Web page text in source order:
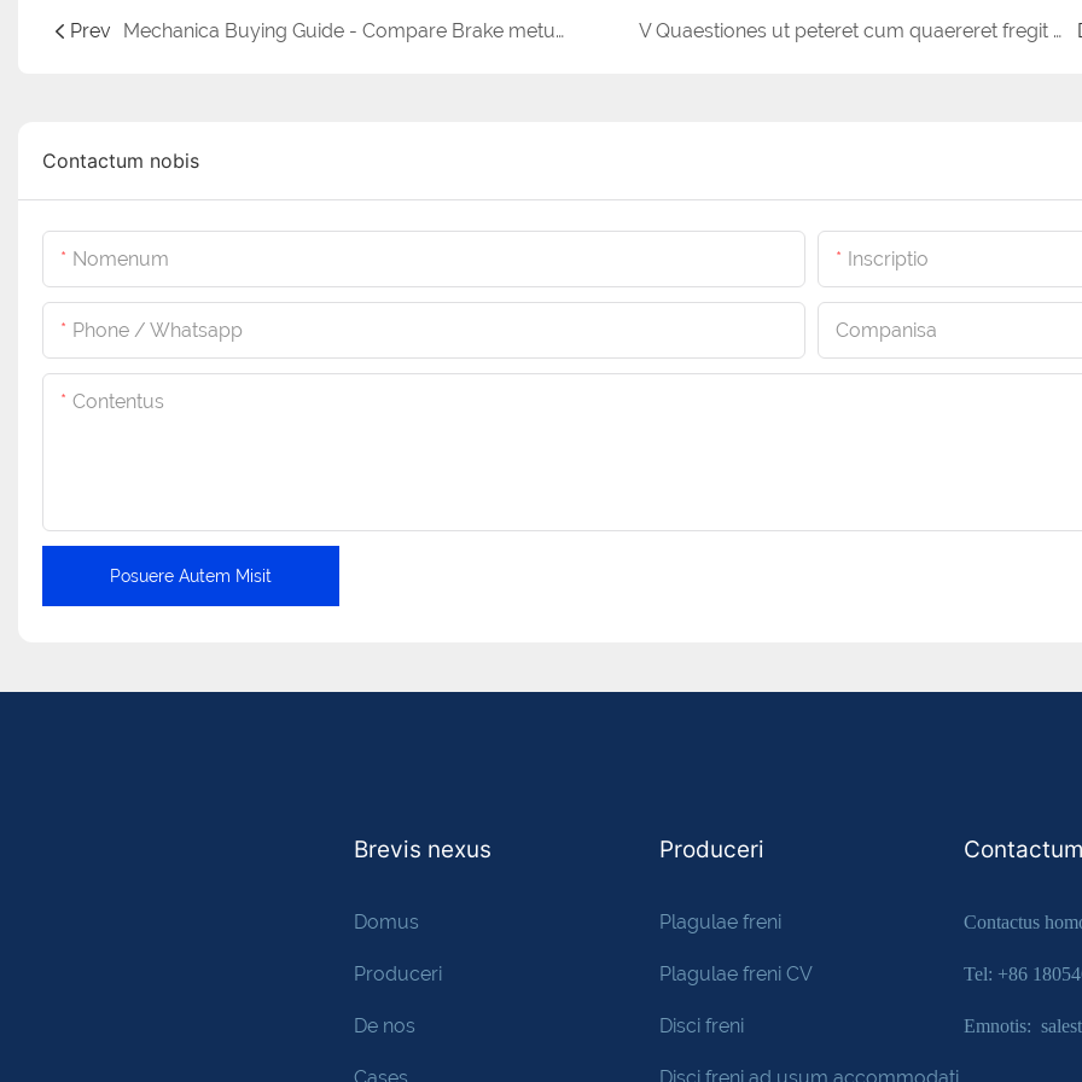
Prev Mechanica Buying Guide - Compare Brake metus euismod & Usus V Quaestiones ut peteret cum quaereret fregit Pads Supplier
Contactum nobis
Nomenum Inscriptio
Phone / Whatsapp Companisa
Contentus
Posuere Autem Misit
Brevis nexus
Domus
Produceri
De nos
Cases
Produceri
Plagulae freni
Plagulae freni CV
Disci freni
Disci freni ad usum accommodati
Contactus
Tel: +86
Emnotis: